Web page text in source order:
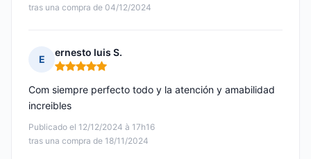
tras una compra de 04/12/2024
E
ernesto luis S.
Nota: 5 de 5
Publicado el 12/12/2024 à 17h16
tras una compra de 18/11/2024
Com siempre perfecto todo y la atención y amabilidad
increibles